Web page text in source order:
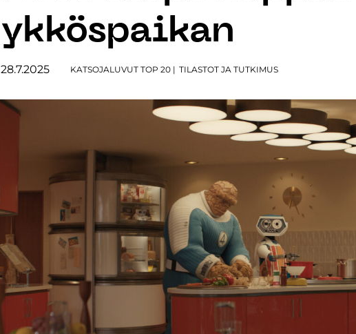
ykköspaikan
28.7.2025 KATSOJALUVUT TOP 20 | TILASTOT JA TUTKIMUS